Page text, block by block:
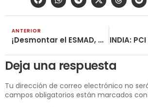
ANTERIOR
¡Desmontar el ESMAD, no maquillarlo!
Deja una respuesta
Tu dirección de correo electrónico no
campos obligatorios están marcados con